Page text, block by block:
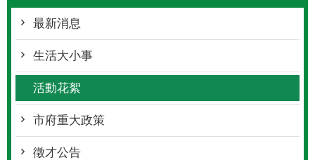
最新消息
生活大小事
活動花絮
市府重大政策
徵才公告